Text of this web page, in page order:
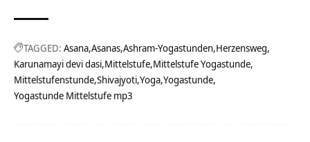
TAGGED: Asana Asanas Ashram-Yogastunden Herzensweg
Karunamayi devi dasi Mittelstufe Mittelstufe Yogastunde
Mittelstufenstunde Shivajyoti Yoga Yogastunde
Yogastunde Mittelstufe mp3